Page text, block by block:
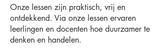
Onze lessen zijn praktisch, vrij en
ontdekkend. Via onze lessen ervaren
leerlingen en docenten hoe duurzamer te
denken en handelen.